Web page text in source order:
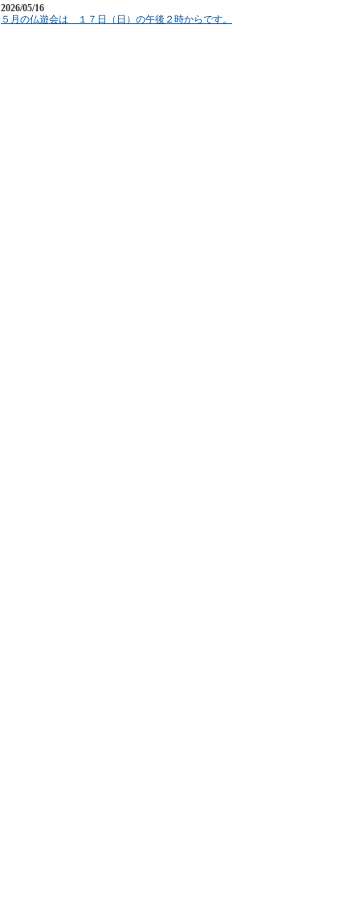
2026/05/16
５月の仏遊会は １７日（日）の午後２時からです。